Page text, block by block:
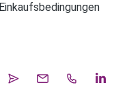
Einkaufsbedingungen